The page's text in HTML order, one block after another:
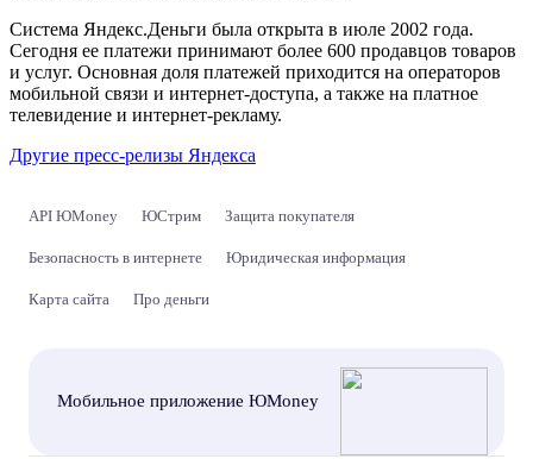
Система Яндекс.Деньги была открыта в июле 2002 года.
Сегодня ее платежи принимают более 600 продавцов товаров
и услуг. Основная доля платежей приходится на операторов
мобильной связи и интернет-доступа, а также на платное
телевидение и интернет-рекламу.
Другие пресс-релизы Яндекса
API ЮMoney ЮСтрим Защита покупателя
Безопасность в интернете Юридическая информация
Карта сайта Про деньги
Мобильное приложение ЮMoney